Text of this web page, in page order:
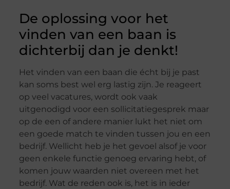
De oplossing voor het
vinden van een baan is
dichterbij dan je denkt!
Het vinden van een baan die écht bij je past
kan soms best wel erg lastig zijn. Je reageert
op veel vacatures, wordt ook vaak
uitgenodigd voor een sollicitatiegesprek maar
op de een of andere manier lukt het niet om
een goede match te vinden tussen jou en een
bedrijf. Wellicht heb je het gevoel alsof je voor
geen enkele functie genoeg ervaring hebt, of
komen jouw waarden niet overeen met het
bedrijf. Wat de reden ook is, het is in ieder